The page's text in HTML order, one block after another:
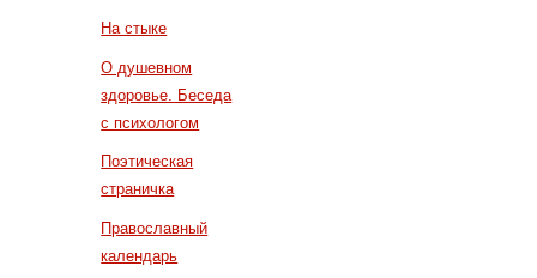
На стыке
О душевном
здоровье. Беседа
с психологом
Поэтическая
страничка
Православный
календарь